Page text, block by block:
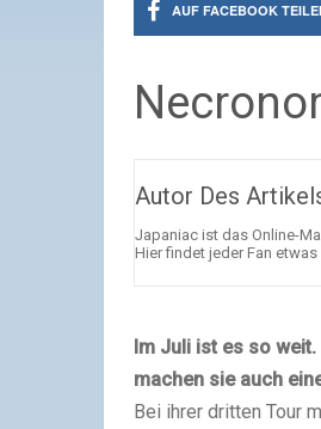
AUF FACEBOOK
Autor Des
Japaniac ist das Online-
Hier findet jeder Fan
Im Juli ist es so
machen sie auch
Bei ihrer dritten Tour